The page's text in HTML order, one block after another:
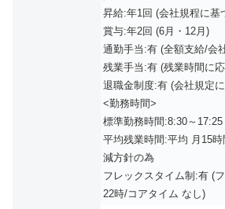
昇給:年1回 (会社規程に基
賞与:年2回 (6月・12月)
通勤手当:有 (全額支給/会
残業手当:有 (残業時間に
退職金制度:有 (会社規定
<勤務時間>
標準勤務時間:8:30～
平均残業時間:平均 月15
減方針の為
フレックスタイム制:有 (
22時/コアタイム なし)